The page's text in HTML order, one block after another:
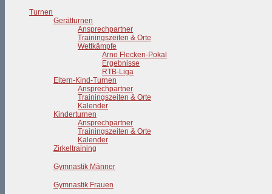
Turnen
Gerätturnen
Ansprechpartner
Trainingszeiten & Orte
Wettkämpfe
Arno Flecken-Pokal
Ergebnisse
RTB-Liga
Eltern-Kind-Turnen
Ansprechpartner
Trainingszeiten & Orte
Kalender
Kinderturnen
Ansprechpartner
Trainingszeiten & Orte
Kalender
Zirkeltraining
Gymnastik Männer
Gymnastik Frauen